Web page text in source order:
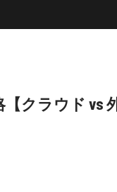
クラウド vs